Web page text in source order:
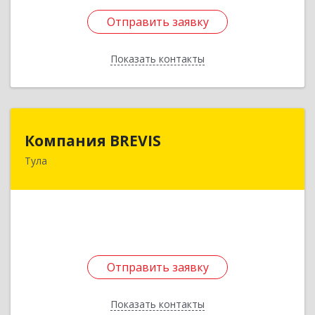
Отправить заявку
Показать контакты
Отправить заявку
Назад
Компания BREVIS
Тула
Отправить заявку
Показать контакты
300001, Тульская обл, Тула г, Степанова ул, дом
Отправить заявку
Назад